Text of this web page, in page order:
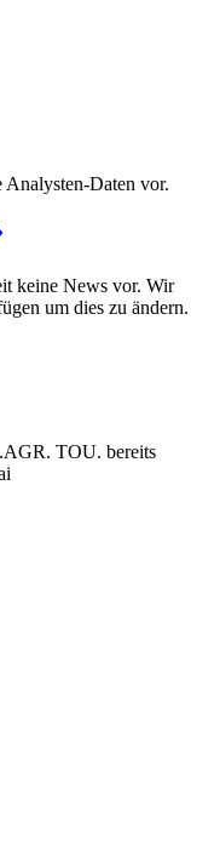
Analysten-Daten vor.
keine News vor. Wir
um dies zu ändern.
TOU. bereits